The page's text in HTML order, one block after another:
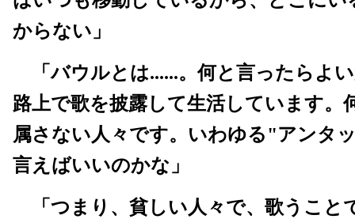
からない」
「バウルとは......。何と言ったらよ
路上で歌を披露して生活しています。
属さない人々です。いわゆる"アンタ
言えばいいのかな」
「つまり、貧しい人々で、歌うこと